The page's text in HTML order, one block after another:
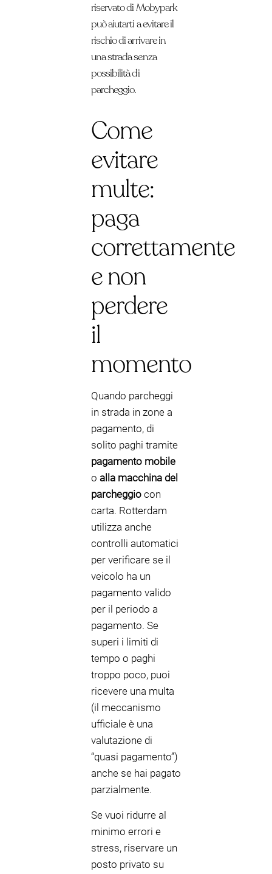
riservato di Mobypark
può aiutarti a evitare il
rischio di arrivare in
una strada senza
possibilità di
parcheggio.
Come
evitare
multe:
paga
correttamente
e non
perdere
il
momento
Quando parcheggi
in strada in zone a
pagamento, di
solito paghi tramite
pagamento mobile
o alla macchina del
parcheggio con
carta. Rotterdam
utilizza anche
controlli automatici
per verificare se il
veicolo ha un
pagamento valido
per il periodo a
pagamento. Se
superi i limiti di
tempo o paghi
troppo poco, puoi
ricevere una multa
(il meccanismo
ufficiale è una
valutazione di
“quasi pagamento”)
anche se hai pagato
parzialmente.
Se vuoi ridurre al
minimo errori e
stress, riservare un
posto privato su